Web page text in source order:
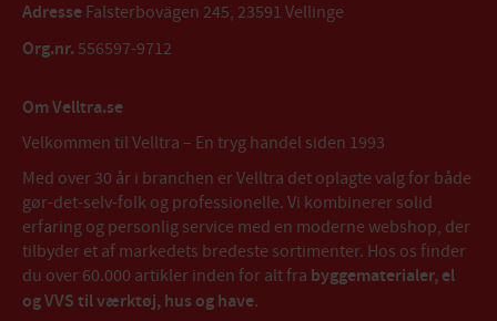
Adresse Falsterbovägen 245, 23591 Vellinge
Org.nr. 556597-9712
Om Velltra.se
Velkommen til Velltra – En tryg handel siden 1993
Med over 30 år i branchen er Velltra det oplagte valg for både
gør-det-selv-folk og professionelle. Vi kombinerer solid
erfaring og personlig service med en moderne webshop, der
tilbyder et af markedets bredeste sortimenter. Hos os finder
du over 60.000 artikler inden for alt fra byggematerialer, el
og VVS til værktøj, hus og have.